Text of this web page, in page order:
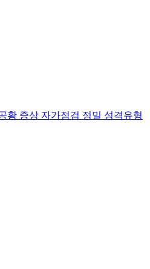
황 증상 자가점검 정밀 성격유형